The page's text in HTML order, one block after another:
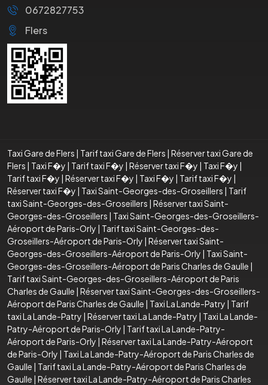
0672827753
Flers
Taxi Gare de Flers | Tarif taxi Gare de Flers | Réserver taxi Gare de
Flers | Taxi F�y | Tarif taxi F�y | Réserver taxi F�y | Taxi F�y |
Tarif taxi F�y | Réserver taxi F�y | Taxi F�y | Tarif taxi F�y |
Réserver taxi F�y | Taxi Saint-Georges-des-Groseillers | Tarif
taxi Saint-Georges-des-Groseillers | Réserver taxi Saint-
Georges-des-Groseillers | Taxi Saint-Georges-des-Groseillers-
Aéroport de Paris-Orly | Tarif taxi Saint-Georges-des-
Groseillers-Aéroport de Paris-Orly | Réserver taxi Saint-
Georges-des-Groseillers-Aéroport de Paris-Orly | Taxi Saint-
Georges-des-Groseillers-Aéroport de Paris Charles de Gaulle |
Tarif taxi Saint-Georges-des-Groseillers-Aéroport de Paris
Charles de Gaulle | Réserver taxi Saint-Georges-des-Groseillers-
Aéroport de Paris Charles de Gaulle | Taxi La Lande-Patry | Tarif
taxi La Lande-Patry | Réserver taxi La Lande-Patry | Taxi La Lande-
Patry-Aéroport de Paris-Orly | Tarif taxi La Lande-Patry-
Aéroport de Paris-Orly | Réserver taxi La Lande-Patry-Aéroport
de Paris-Orly | Taxi La Lande-Patry-Aéroport de Paris Charles de
Gaulle | Tarif taxi La Lande-Patry-Aéroport de Paris Charles de
Gaulle | Réserver taxi La Lande-Patry-Aéroport de Paris Charles